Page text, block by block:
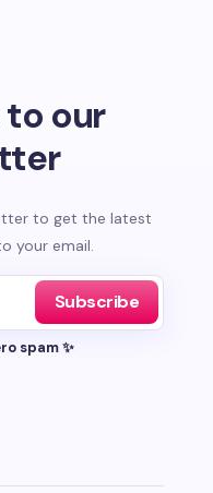
our
to get the latest
your email.
Subscribe
spam ✨